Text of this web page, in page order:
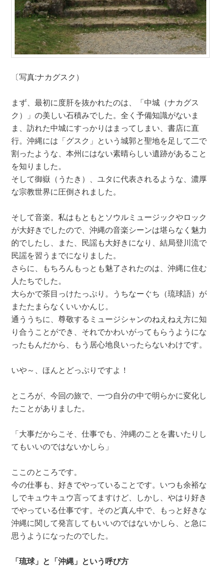
〔写真:ナカグスク）
まず、最初に度肝を抜かれたのは、「中城（ナカグス
ク）」の美しい石積みでした。全く予備知識がないま
ま、訪れた中城にすっかりはまってしまい、書店に直
行。沖縄には「グスク」という城郭と聖地を足して二で
割ったような、本州にはない素晴らしい遺跡があること
を知りました。
そして御嶽（うたき）、ユタに代表されるような、濃厚
な宗教世界に圧倒されました。
そして音楽。私はもともとソウルミュージックやロック
が大好きでしたので、沖縄の音楽シーンは堪らなく魅力
的でしたし、また、民謡も大好きになり、結局登川流で
民謡を習うまでになりました。
さらに、もちろんもっとも魅了されたのは、沖縄に住む
人たちでした。
大らかで茶目っけたっぷり。うちなーぐち（琉球語）が
またたまらなくいいかんじ。
通ううちに、尊敬するミュージシャンのねえねえ方に知
り合うことができ、それでかわいがってもらうようにな
ったもんだから、もう居心地良いったらないわけです。
いや～、ほんとどっぷりですよ！
ところが、今回の旅で、一つ自分の中で明らかに変化し
たことがありました。
「大事だからこそ、仕事でも、沖縄のことを書いたりし
てもいいのではないかしら」
ここのところです。
今の仕事も、好きでやっていることです。いつも余裕な
しでキュウキュウ言ってますけど、しかし、やはり好き
でやっている仕事です。そのど真ん中で、もっと好きな
沖縄に関して発言してもいいのではないかしら、と急に
思うようになったのでした。
「琉球」と「沖縄」という呼び方